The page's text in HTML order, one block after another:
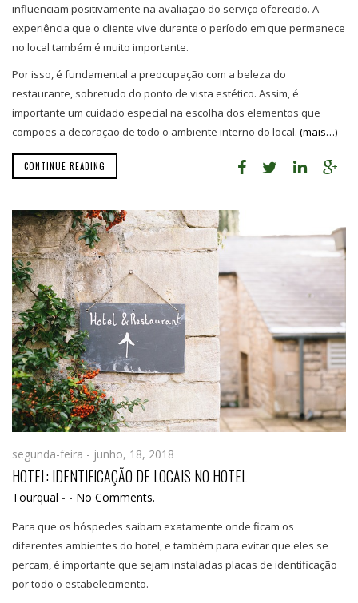
influenciam positivamente na avaliação do serviço oferecido. A
experiência que o cliente vive durante o período em que permanece
no local também é muito importante.
Por isso, é fundamental a preocupação com a beleza do
restaurante, sobretudo do ponto de vista estético. Assim, é
importante um cuidado especial na escolha dos elementos que
compões a decoração de todo o ambiente interno do local. (mais…)
CONTINUE READING
segunda-feira - junho, 18, 2018
HOTEL: IDENTIFICAÇÃO DE LOCAIS NO HOTEL
Tourqual - - No Comments.
Para que os hóspedes saibam exatamente onde ficam os
diferentes ambientes do hotel, e também para evitar que eles se
percam, é importante que sejam instaladas placas de identificação
por todo o estabelecimento.